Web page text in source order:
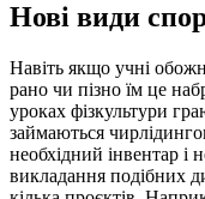
Нові види
Навіть якщо учні
рано чи пізно їм це
уроках фізкультури
займаються
необхідний інвентар і
викладання подібних